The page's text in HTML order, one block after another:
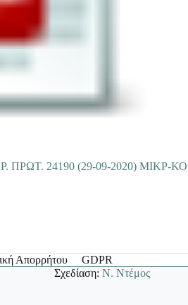
24190 (29-09-2020) ΜΙΚΡ-ΚΟ
Απορρήτου
GDPR
Σχεδίαση:Ν. Ντέμος